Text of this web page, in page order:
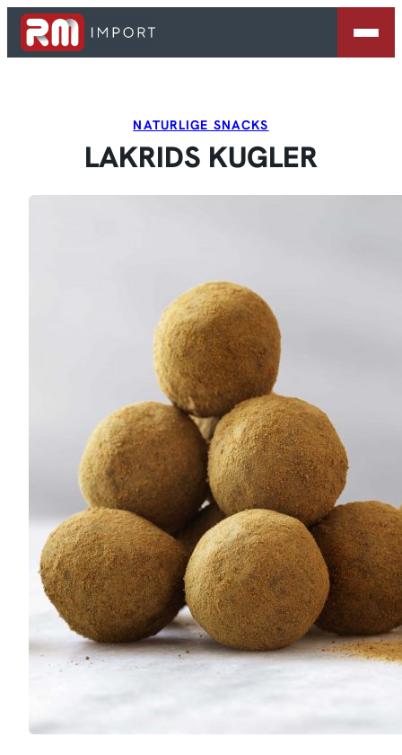
Spring
NATURLIGE SNACKS
LAKRIDS KUGLER